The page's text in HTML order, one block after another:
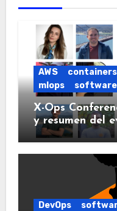
AWS containers
mlops
X-Ops
y resumen del
DevOps